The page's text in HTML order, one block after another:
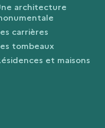
architecture
carrières
tombeaux
et maisons